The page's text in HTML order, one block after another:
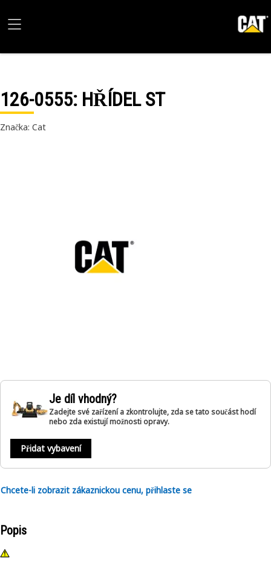
126-0555: HŘÍDEL ST
Značka: Cat
Je díl vhodný?
Zadejte své zařízení a zkontrolujte, zda se tato součást hodí
nebo zda existují možnosti opravy.
Přidat vybavení
Chcete-li zobrazit zákaznickou cenu, přihlaste se
Popis